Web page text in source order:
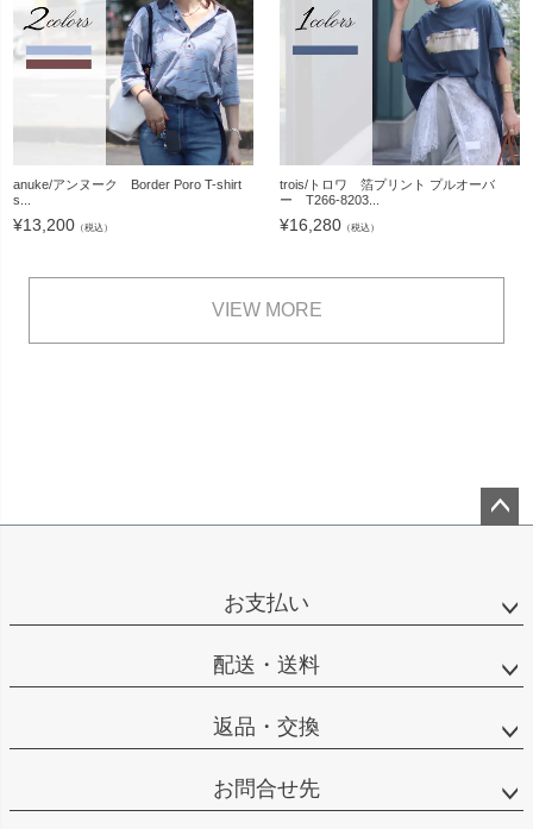
anuke/アンヌーク Border Poro T-shirt
s...
¥13,200 （税込）
trois/トロワ 箔プリント プルオーバ
ー T266-8203...
¥16,280 （税込）
VIEW MORE
お支払い
配送・送料
返品・交換
お問合せ先